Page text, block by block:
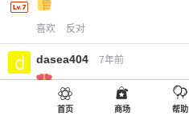
喜欢 反对
dasea404 7年前
反对
首页 商场 帮助